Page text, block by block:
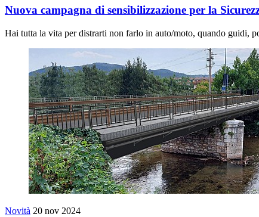
Nuova campagna di sensibilizzazione per la
Hai tutta la vita per distrarti non farlo in auto/moto, quando guidi,
Novità 20 nov 2024